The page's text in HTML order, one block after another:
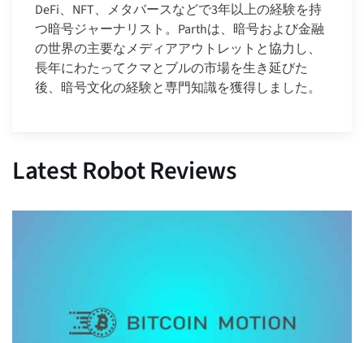
DeFi、NFT、メタバースなどで3年以上の経験を持
つ暗号ジャーナリスト。Parthは、暗号および金融
の世界の主要なメディアアウトレットと協力し、
長年にわたってクマとブルの市場を生き延びた
後、暗号文化の経験と専門知識を獲得しました。
Latest Robot Reviews